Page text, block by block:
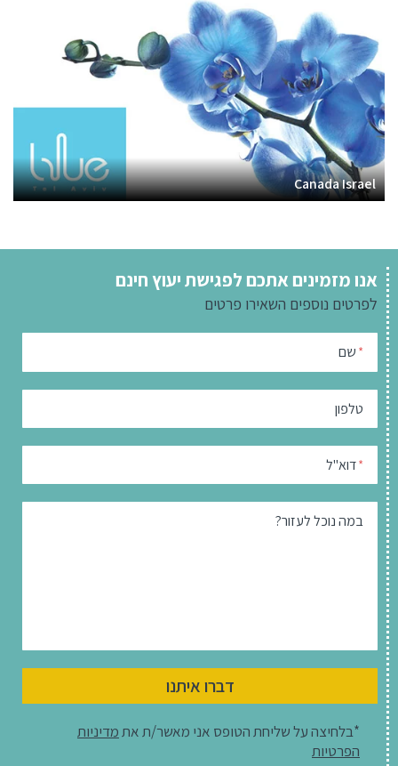
Canada Israel
אנו מזמינים אתכם לפגישת יעוץ חינם
לפרטים נוספים השאירו פרטים
* שם
טלפון
*דוא"ל
במה נוכל לעזור?
דברו איתנו
*בלחיצה על שליחת הטופס אני מאשר/ת אתמדיניות
הפרטיות